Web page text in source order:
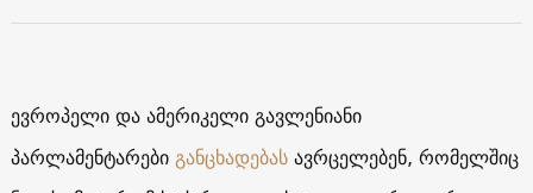
ევროპელი და ამერიკელი გავლენიანი
პარლამენტარებიგანცხადებასავრცელებენ, რომელშიც